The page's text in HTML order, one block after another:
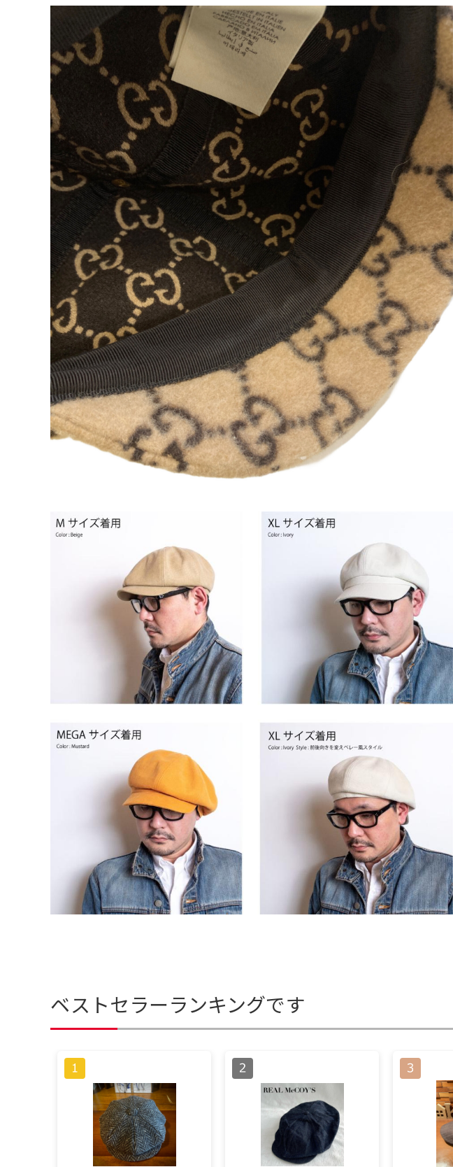
ベストセラーランキングです